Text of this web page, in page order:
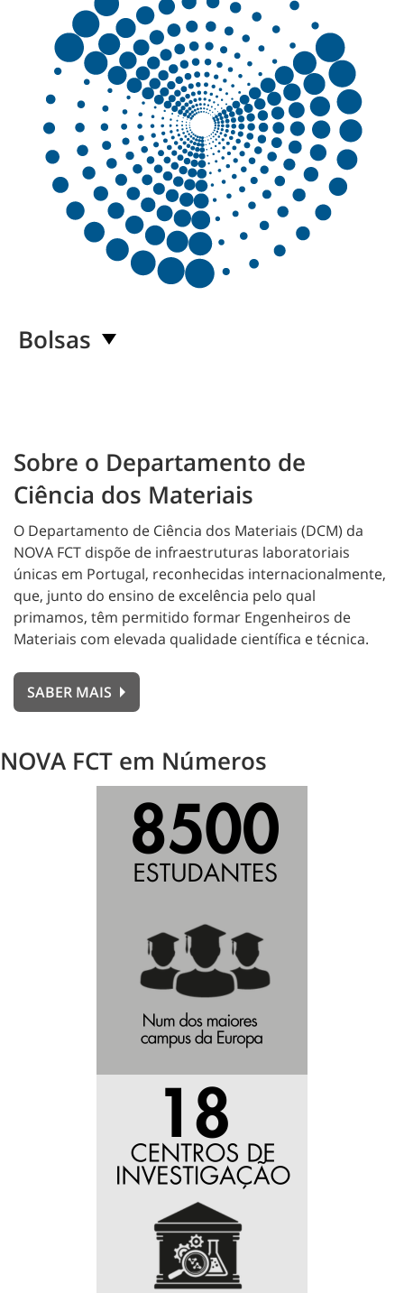
Bolsas
Sobre o Departamento de
Ciência dos Materiais
O Departamento de Ciência dos Materiais (DCM) da
NOVA FCT dispõe de infraestruturas laboratoriais
únicas em Portugal, reconhecidas internacionalmente,
que, junto do ensino de excelência pelo qual
primamos, têm permitido formar Engenheiros de
Materiais com elevada qualidade científica e técnica.
SABER MAIS
NOVA FCT em Números